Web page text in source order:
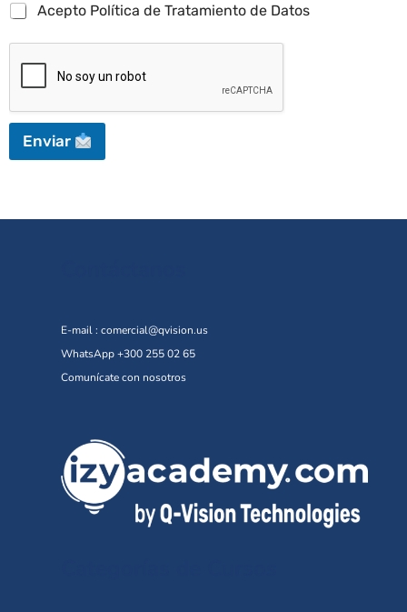
Acepto Política de Tratamiento de Datos
Enviar
E-mail : comercial@qvision.us
WhatsApp +300 255 02 65
Comunícate con nosotros